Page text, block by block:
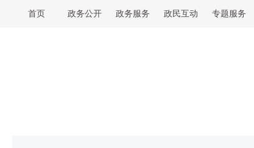
首页 政务公开 政务服务 政民互动 专题服务